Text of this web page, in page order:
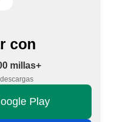
con
millas+
descargas
Play